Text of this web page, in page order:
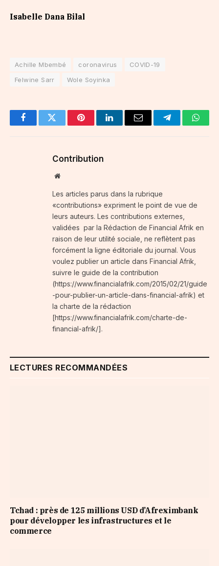
Isabelle Dana Bilal
Achille Mbembé coronavirus
COVID-19
Felwine Sarr
Wole Soyinka
FacebookTwitter PinterestLinkedInEmail Telegram
Contribution
Website
Les articles parus dans la rubrique
«contributions» expriment le point de vue de
leurs auteurs. Les contributions externes,
validées par la Rédaction de Financial Afrik en
raison de leur utilité sociale, ne reflètent pas
forcément la ligne éditoriale du journal. Vous
voulez publier un article dans Financial Afrik,
suivre le guide de la contribution
(https://www.financialafrik.com/2015/02/21/guide
-pour-publier-un-article-dans-financial-afrik) et
la charte de la rédaction
[https://www.financialafrik.com/charte-de-
financial-afrik/].
LECTURES RECOMMANDÉES
Tchad : près de 125 millions USD d’Afreximbank
pour développer les infrastructures et le
commerce